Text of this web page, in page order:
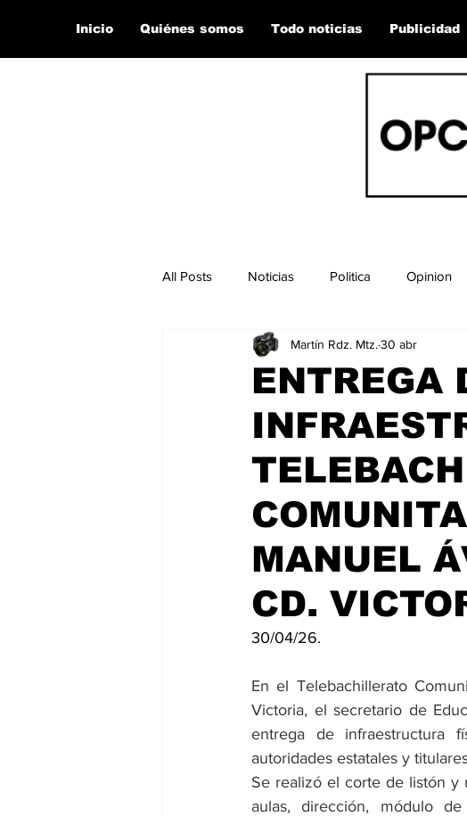
Inicio Quiénes somos Todo noticias Publicidad
All Posts Noticias Politica Opinion
ENTREGA
MANUEL
CD.
Martín Rdz. Mtz. 30 abr
30/04/26.
En el Telebachillerato
Victoria, el secretario de
entrega de infraestructura
autoridades estatales y
Se realizó el corte de listón y
aulas, dirección, módulo